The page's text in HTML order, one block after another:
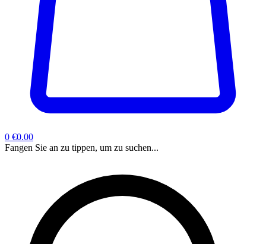
0 €0.00
Fangen Sie an zu tippen, um zu suchen...